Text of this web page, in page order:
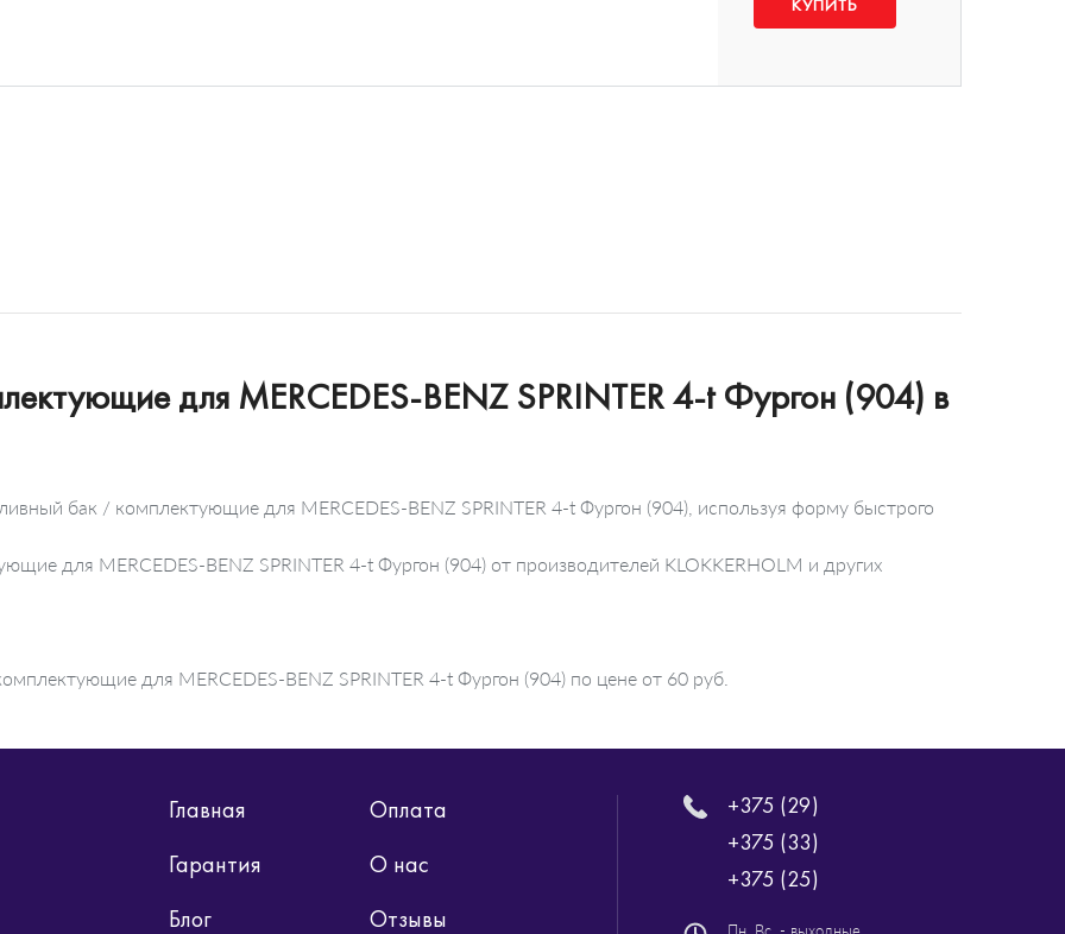
для MERCEDES-BENZ SPRINTER 4-t Фургон (904) в
бак / комплектующие для MERCEDES-BENZ SPRINTER 4-t Фургон (904), используя форму быстрого
для MERCEDES-BENZ SPRINTER 4-t Фургон (904) от производителей KLOKKERHOLM и других
для MERCEDES-BENZ SPRINTER 4-t Фургон (904) по цене от 60 руб.
Главная
Оплата
Гарантия
О нас
Блог
Отзывы
+375 (29)
+375 (33)
+375 (25)
Пн. Вс. - выходные